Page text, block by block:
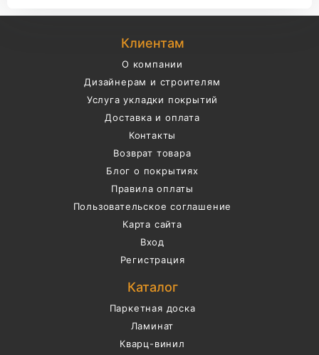
Клиентам
О компании
Дизайнерам и строителям
Услуга укладки покрытий
Доставка и оплата
Контакты
Возврат товара
Блог о покрытиях
Правила оплаты
Пользовательское соглашение
Карта сайта
Вход
Регистрация
Каталог
Паркетная доска
Ламинат
Кварц-винил